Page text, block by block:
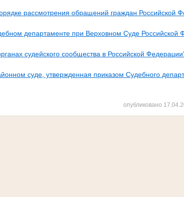
рассмотрения обращений граждан Российской
департаменте при Верховном Суде Российской
судейского сообщества в Российской
суде, утвержденная приказом Судебного
опубликовано